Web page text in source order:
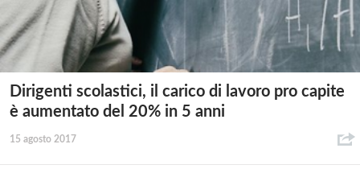
Dirigenti scolastici, il carico di lavoro pro capite
è aumentato del 20% in 5 anni
15 agosto 2017